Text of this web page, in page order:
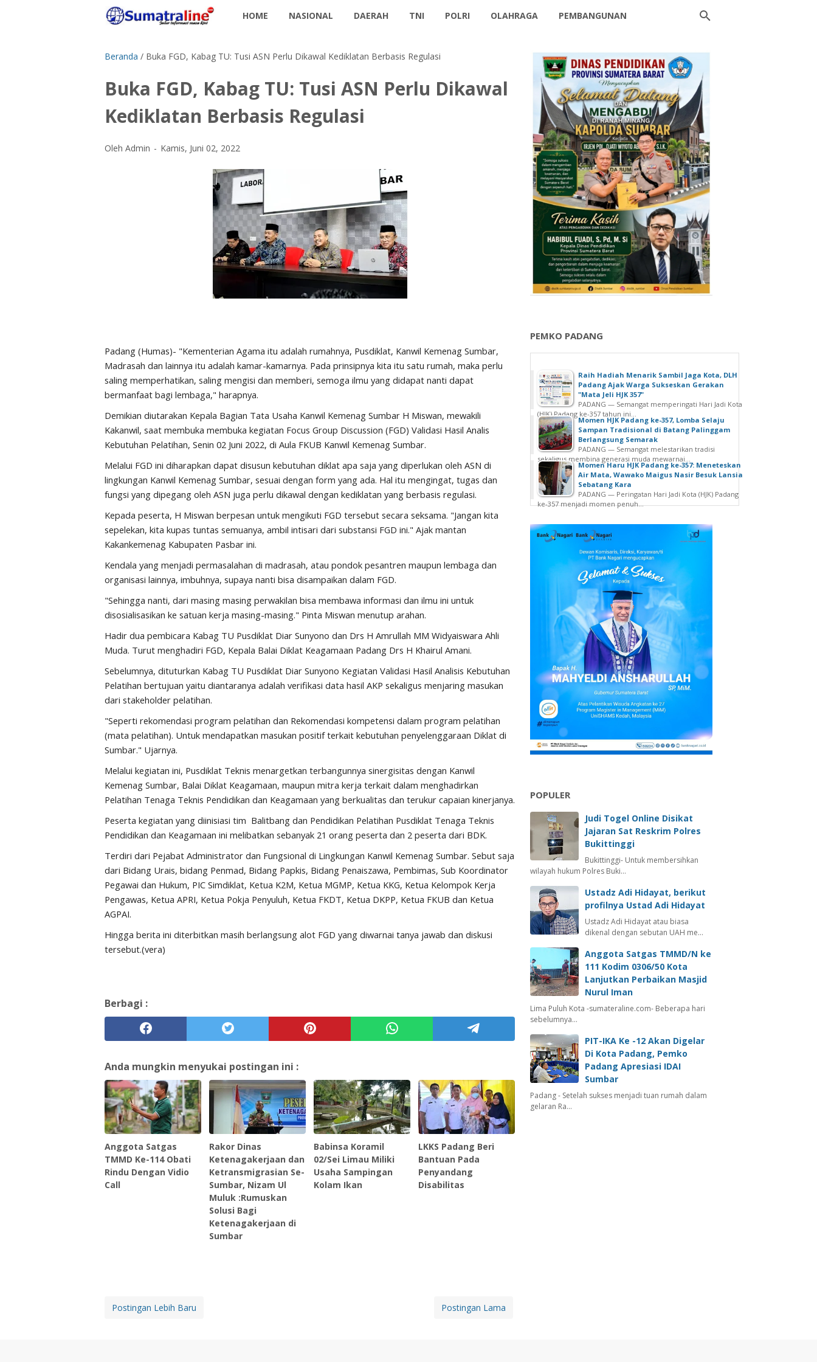
HOME NASIONAL DAERAH TNI POLRI OLAHRAGA PEMBANGUNAN
Beranda / Buka FGD, Kabag TU: Tusi ASN Perlu Dikawal Kediklatan Berbasis Regulasi
Buka FGD, Kabag TU: Tusi ASN Perlu Dikawal
Kediklatan Berbasis Regulasi
Oleh Admin Kamis, Juni 02, 2022
Padang (Humas)- "Kementerian Agama itu adalah rumahnya, Pusdiklat, Kanwil Kemenag Sumbar,
Madrasah dan lainnya itu adalah kamar-kamarnya. Pada prinsipnya kita itu satu rumah, maka perlu
saling memperhatikan, saling mengisi dan memberi, semoga ilmu yang didapat nanti dapat
bermanfaat bagi lembaga," harapnya.
Demikian diutarakan Kepala Bagian Tata Usaha Kanwil Kemenag Sumbar H Miswan, mewakili
Kakanwil, saat membuka membuka kegiatan Focus Group Discussion (FGD) Validasi Hasil Analis
Kebutuhan Pelatihan, Senin 02 Juni 2022, di Aula FKUB Kanwil Kemenag Sumbar.
Melalui FGD ini diharapkan dapat disusun kebutuhan diklat apa saja yang diperlukan oleh ASN di
lingkungan Kanwil Kemenag Sumbar, sesuai dengan form yang ada. Hal itu mengingat, tugas dan
fungsi yang dipegang oleh ASN juga perlu dikawal dengan kediklatan yang berbasis regulasi.
Kepada peserta, H Miswan berpesan untuk mengikuti FGD tersebut secara seksama. "Jangan kita
sepelekan, kita kupas tuntas semuanya, ambil intisari dari substansi FGD ini." Ajak mantan
Kakankemenag Kabupaten Pasbar ini.
Kendala yang menjadi permasalahan di madrasah, atau pondok pesantren maupun lembaga dan
organisasi lainnya, imbuhnya, supaya nanti bisa disampaikan dalam FGD.
"Sehingga nanti, dari masing masing perwakilan bisa membawa informasi dan ilmu ini untuk
disosialisasikan ke satuan kerja masing-masing." Pinta Miswan menutup arahan.
Hadir dua pembicara Kabag TU Pusdiklat Diar Sunyono dan Drs H Amrullah MM Widyaiswara Ahli
Muda. Turut menghadiri FGD, Kepala Balai Diklat Keagamaan Padang Drs H Khairul Amani.
Sebelumnya, dituturkan Kabag TU Pusdiklat Diar Sunyono Kegiatan Validasi Hasil Analisis Kebutuhan
Pelatihan bertujuan yaitu diantaranya adalah verifikasi data hasil AKP sekaligus menjaring masukan
dari stakeholder pelatihan.
"Seperti rekomendasi program pelatihan dan Rekomendasi kompetensi dalam program pelatihan
(mata pelatihan). Untuk mendapatkan masukan positif terkait kebutuhan penyelenggaraan Diklat di
Sumbar." Ujarnya.
Melalui kegiatan ini, Pusdiklat Teknis menargetkan terbangunnya sinergisitas dengan Kanwil
Kemenag Sumbar, Balai Diklat Keagamaan, maupun mitra kerja terkait dalam menghadirkan
Pelatihan Tenaga Teknis Pendidikan dan Keagamaan yang berkualitas dan terukur capaian kinerjanya.
Peserta kegiatan yang diinisiasi tim Balitbang dan Pendidikan Pelatihan Pusdiklat Tenaga Teknis
Pendidikan dan Keagamaan ini melibatkan sebanyak 21 orang peserta dan 2 peserta dari BDK.
Terdiri dari Pejabat Administrator dan Fungsional di Lingkungan Kanwil Kemenag Sumbar. Sebut saja
dari Bidang Urais, bidang Penmad, Bidang Papkis, Bidang Penaiszawa, Pembimas, Sub Koordinator
Pegawai dan Hukum, PIC Simdiklat, Ketua K2M, Ketua MGMP, Ketua KKG, Ketua Kelompok Kerja
Pengawas, Ketua APRI, Ketua Pokja Penyuluh, Ketua FKDT, Ketua DKPP, Ketua FKUB dan Ketua
AGPAI.
Hingga berita ini diterbitkan masih berlangsung alot FGD yang diwarnai tanya jawab dan diskusi
tersebut.(vera)
Berbagi :
Anda mungkin menyukai postingan ini :
Anggota Satgas
TMMD Ke-114 Obati
Rindu Dengan Vidio
Call
Rakor Dinas
Ketenagakerjaan dan
Ketransmigrasian Se-
Sumbar, Nizam Ul
Muluk :Rumuskan
Solusi Bagi
Ketenagakerjaan di
Sumbar
Babinsa Koramil
02/Sei Limau Miliki
Usaha Sampingan
Kolam Ikan
LKKS Padang Beri
Bantuan Pada
Penyandang
Disabilitas
Postingan Lebih Baru Postingan Lama
PEMKO PADANG
Raih Hadiah Menarik Sambil Jaga Kota, DLH
Padang Ajak Warga Sukseskan Gerakan
"Mata Jeli HJK 357"
PADANG — Semangat memperingati Hari Jadi Kota
(HJK) Padang ke-357 tahun ini...
Momen HJK Padang ke-357, Lomba Selaju
Sampan Tradisional di Batang Palinggam
Berlangsung Semarak
PADANG — Semangat melestarikan tradisi
sekaligus membina generasi muda mewarnai...
Momen Haru HJK Padang ke-357: Meneteskan
Air Mata, Wawako Maigus Nasir Besuk Lansia
Sebatang Kara
PADANG — Peringatan Hari Jadi Kota (HJK) Padang
ke-357 menjadi momen penuh...
POPULER
Judi Togel Online Disikat
Jajaran Sat Reskrim Polres
Bukittinggi
Bukittinggi- Untuk membersihkan
wilayah hukum Polres Buki…
Ustadz Adi Hidayat, berikut
profilnya Ustad Adi Hidayat
Ustadz Adi Hidayat atau biasa
dikenal dengan sebutan UAH me…
Anggota Satgas TMMD/N ke
111 Kodim 0306/50 Kota
Lanjutkan Perbaikan Masjid
Nurul Iman
Lima Puluh Kota -sumateraline.com- Beberapa hari
sebelumnya…
PIT-IKA Ke -12 Akan Digelar
Di Kota Padang, Pemko
Padang Apresiasi IDAI
Sumbar
Padang - Setelah sukses menjadi tuan rumah dalam
gelaran Ra…